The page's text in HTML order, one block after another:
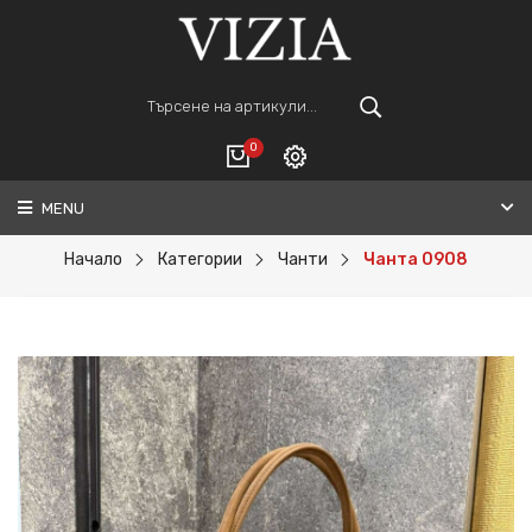
0
ВАШАТА КОЛИЧКА Е ПРАЗНА.
ПОРЪЧАЙ
Регистрация
MENU
Начало Категории Чанти Чанта 0908